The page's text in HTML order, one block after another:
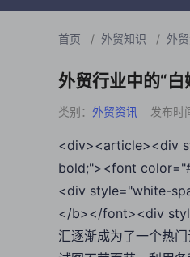
首页 / 外贸知识 / 外
外贸行业中的“白
类别： 外贸资讯 发布时
<div><article><div
bold;"><font
<div style="white-
</b></font><div
汇逐渐成为了一个热